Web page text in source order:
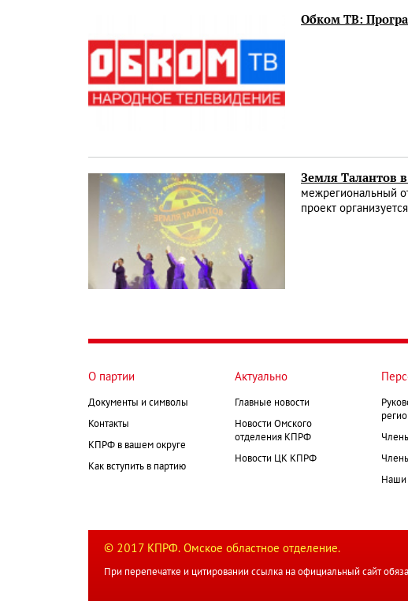
Обком ТВ:
Земля Талантов
межрегиональный
проект
О партии
Документы и символы
Контакты
КПРФ в вашем округе
Как вступить в партию
Актуально
Главные новости
Новости Омского
отделения КПРФ
Новости ЦК КПРФ
Наши
© 2017 КПРФ. Омское областное отделение.
При перепечатке и цитировании ссылка на официальный сайт